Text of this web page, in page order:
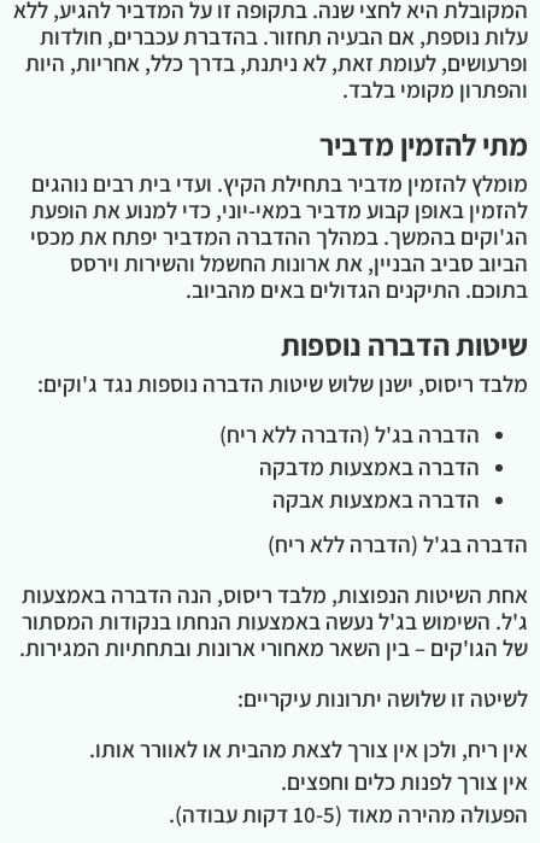
המקובלת היא לחצי שנה. בתקופה זו על המדביר להגיע, ללא
עלות נוספת, אם הבעיה תחזור. בהדברת עכברים, חולדות
ופרעושים, לעומת זאת, לא ניתנת, בדרך כלל, אחריות, היות
והפתרון מקומי בלבד.
מתי להזמין מדביר
מומלץ להזמין מדביר בתחילת הקיץ. ועדי בית רבים נוהגים
להזמין באופן קבוע מדביר במאי-יוני, כדי למנוע את הופעת
הג'וקים בהמשך. במהלך ההדברה המדביר יפתח את מכסי
הביוב סביב הבניין, את ארונות החשמל והשירות וירסס
בתוכם. התיקנים הגדולים באים מהביוב.
שיטות הדברה נוספות
מלבד ריסוס, ישנן שלוש שיטות הדברה נוספות נגד ג'וקים:
הדברה בג'ל (הדברה ללא ריח)
הדברה באמצעות מדבקה
הדברה באמצעות אבקה
הדברה בג'ל (הדברה ללא ריח)
אחת השיטות הנפוצות, מלבד ריסוס, הנה הדברה באמצעות
ג'ל. השימוש בג'ל נעשה באמצעות הנחתו בנקודות המסתור
של הגו'קים – בין השאר מאחורי ארונות ובתחתיות המגירות.
לשיטה זו שלושה יתרונות עיקריים:
אין ריח, ולכן אין צורך לצאת מהבית או לאוורר אותו.
אין צורך לפנות כלים וחפצים.
הפעולה מהירה מאוד (10-5 דקות עבודה).